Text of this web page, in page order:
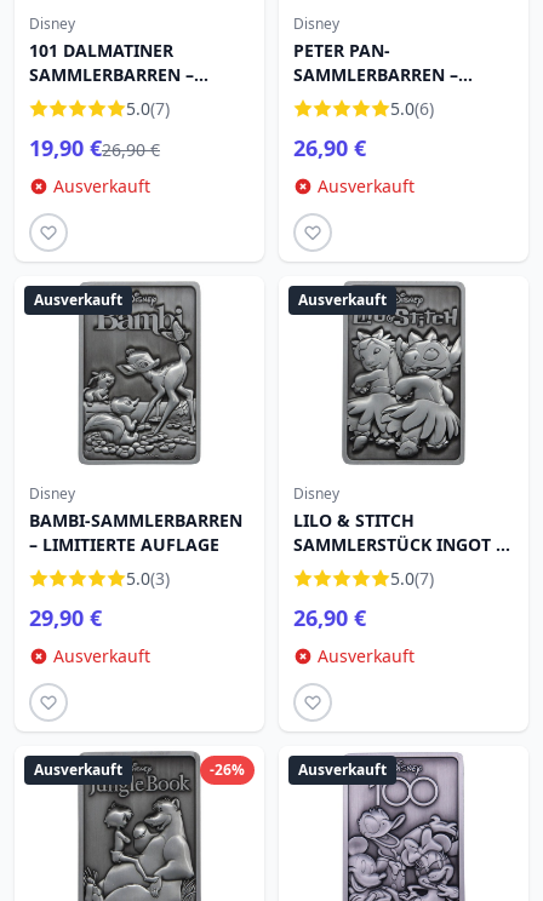
Disney
101 DALMATINER
SAMMLERBARREN –
LIMITIERTE AUFLAGE
5.0(7)
19,90 €26,90 €
Ausverkauft
Disney
PETER PAN-
SAMMLERBARREN –
LIMITIERTE AUFLAGE
5.0(6)
26,90 €
Ausverkauft
Ausverkauft
Disney
BAMBI-SAMMLERBARREN
– LIMITIERTE AUFLAGE
5.0(3)
29,90 €
Ausverkauft
Ausverkauft
Disney
LILO & STITCH
SAMMLERSTÜCK INGOT –
LIMITIERTE AUFLAGE
5.0(7)
26,90 €
Ausverkauft
-26%
Ausverkauft Ausverkauft